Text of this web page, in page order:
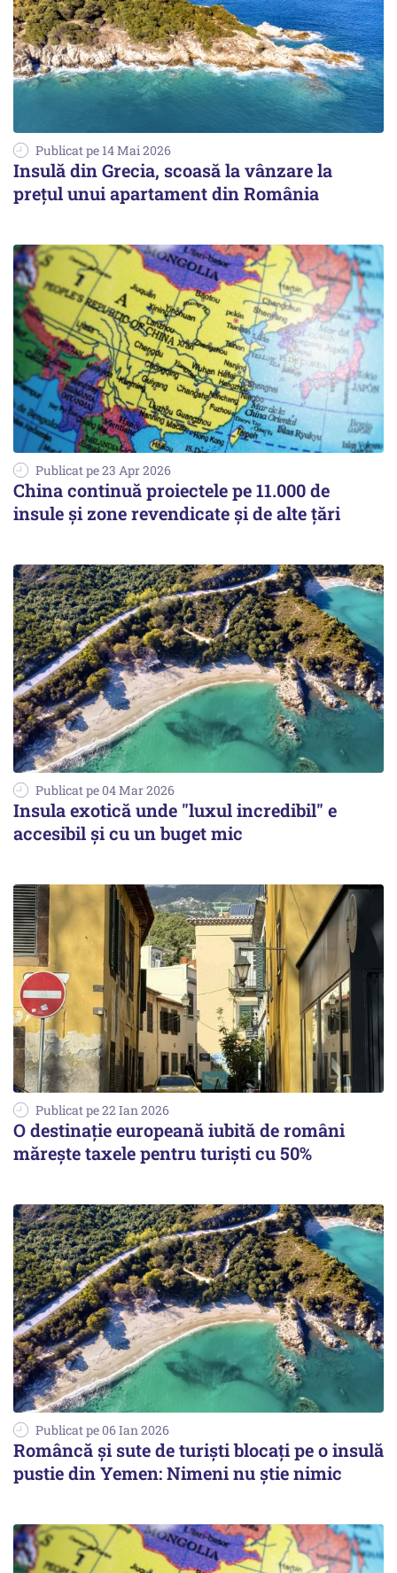
Publicat pe 14 Mai 2026
Insulă din Grecia, scoasă la vânzare la
prețul unui apartament din România
Publicat pe 23 Apr 2026
China continuă proiectele pe 11.000 de
insule și zone revendicate şi de alte ţări
Publicat pe 04 Mar 2026
Insula exotică unde "luxul incredibil" e
accesibil și cu un buget mic
Publicat pe 22 Ian 2026
O destinație europeană iubită de români
mărește taxele pentru turiști cu 50%
Publicat pe 06 Ian 2026
Româncă și sute de turiști blocați pe o insulă
pustie din Yemen: Nimeni nu știe nimic